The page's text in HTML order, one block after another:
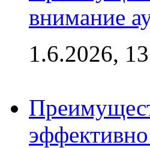
внимание
1.6.2026,